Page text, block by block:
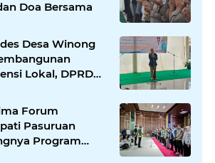
Doa Bersama
Desa Winong
Lokal, DPRD
Dihantam
Forum
Pasuruan
Program